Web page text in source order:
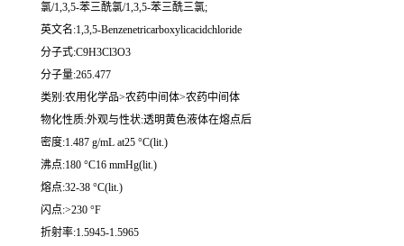
氯/1,3,5-苯三酰氯/1,3,5-苯三酰三氯;
英文名:1,3,5-Benzenetricarboxylicacidchloride
分子式:C9H3Cl3O3
分子量:265.477
类别:农用化学品>农药中间体>农药中间体
物化性质:外观与性状:透明黄色液体在熔点后
密度:1.487 g/mL at25 °C(lit.)
沸点:180 °C16 mmHg(lit.)
熔点:32-38 °C(lit.)
闪点:>230 °F
折射率:1.5945-1.5965